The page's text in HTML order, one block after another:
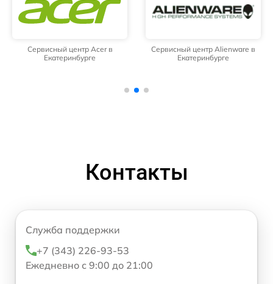
Сервисный центр Acer в
Екатеринбурге
Сервисный центр Alienware в
Екатеринбурге
Контакты
Служба поддержки
+7 (343) 226-93-53
Ежедневно с 9:00 до 21:00